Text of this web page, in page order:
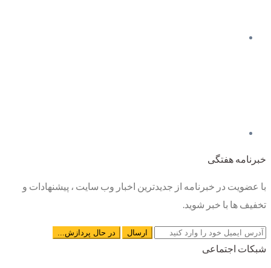
خبرنامه هفتگی
با عضویت در خبرنامه از جدیدترین اخبار وب سایت ، پیشنهادات و
تخفیف ها با خبر شوید.
شبکات اجتماعی